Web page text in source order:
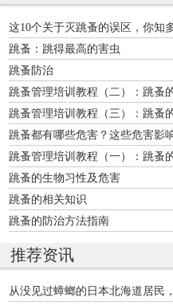
这10个关于灭跳蚤的误区，你知
跳蚤：跳得最高的害虫
跳蚤防治
跳蚤管理培训教程（二）：跳蚤
跳蚤管理培训教程（三）：跳蚤
跳蚤都有哪些危害？这些危害影
跳蚤管理培训教程（一）：跳蚤
跳蚤的生物习性及危害
跳蚤的相关知识
跳蚤的防治方法指南
推荐资讯
从没见过蟑螂的日本北海道居民